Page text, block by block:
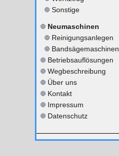
Sonstige
Neumaschinen
Reinigungsanlegen
Bandsägemaschinen
Betriebsauflösungen
Wegbeschreibung
Über uns
Kontakt
Impressum
Datenschutz